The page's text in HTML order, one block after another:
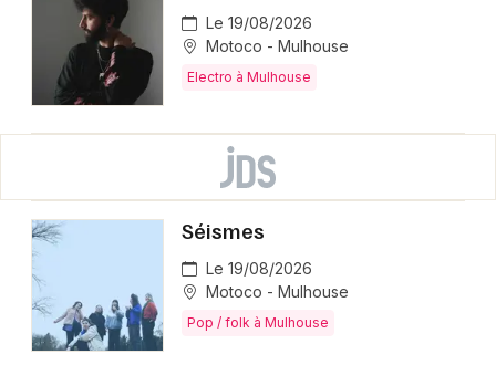
Le 19/08/2026
Motoco - Mulhouse
Electro à Mulhouse
Séismes
Le 19/08/2026
Motoco - Mulhouse
Pop / folk à Mulhouse